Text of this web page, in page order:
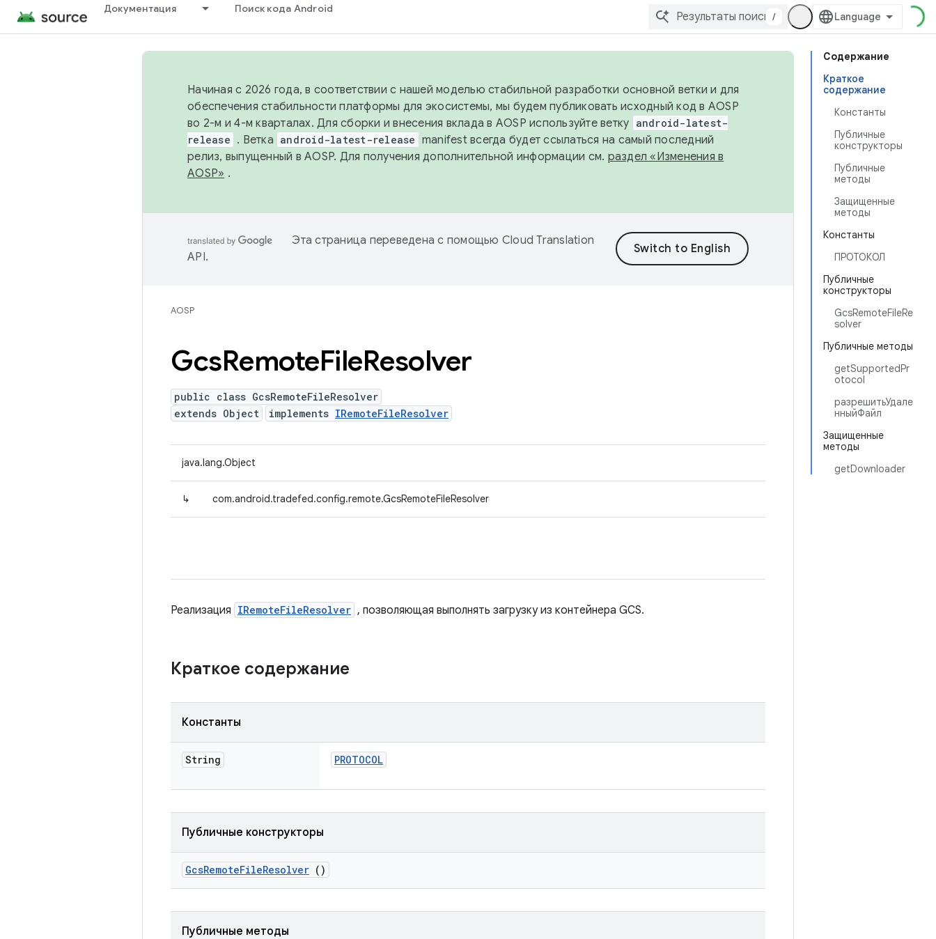
Документация Поиск кода Android
/
Содержание
Краткое
содержание
Константы
Публичные
конструкторы
Публичные
методы
Защищенные
методы
Константы
ПРОТОКОЛ
Публичные
конструкторы
GcsRemoteFileRe
solver
Публичные методы
getSupportedPr
otocol
разрешитьУдале
нныйФайл
Защищенные
методы
getDownloader
Начиная с 2026 года, в соответствии с нашей моделью стабильной разработки основной ветки и для
обеспечения стабильности платформы для экосистемы, мы будем публиковать исходный код в AOSP
во 2-м и 4-м кварталах. Для сборки и внесения вклада в AOSP используйте ветку android-latest-
release . Ветка android-latest-release manifest всегда будет ссылаться на самый последний
релиз, выпущенный в AOSP. Для получения дополнительной информации см. раздел «Изменения в
AOSP» .
Эта страница переведена с помощью Cloud Translation
API.
AOSP
GcsRemoteFileResolver
public class GcsRemoteFileResolver
extends Object
implements IRemoteFileResolver
java.lang.Object
↳ com.android.tradefed.config.remote.GcsRemoteFileResolver
Реализация IRemoteFileResolver , позволяющая выполнять загрузку из контейнера GCS.
Краткое содержание
Константы
String PROTOCOL
Публичные конструкторы
GcsRemoteFileResolver ()
Публичные методы